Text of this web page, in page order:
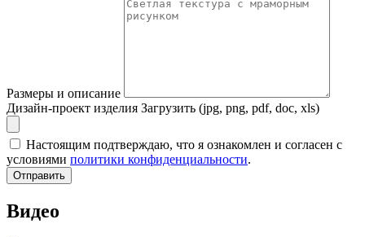
Размеры и описание
Дизайн-проект изделия Загрузить (jpg, png, pdf, doc, xls)
Настоящим подтверждаю, что я ознакомлен и согласен с
условиями политики конфиденциальности.
Отправить
Видео